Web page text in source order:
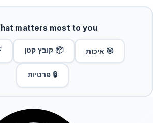
matters most to you?
🎯 איכות 📦 קובץ קטן
🔒 פרטיות